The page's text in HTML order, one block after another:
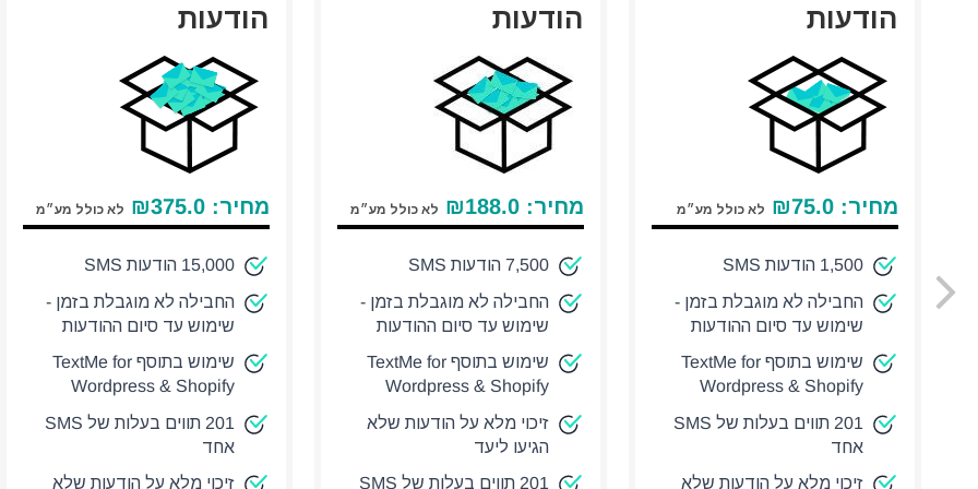
הודעות
מחיר: ₪75.0 לא כולל מע״מ
1,500 הודעות SMS
החבילה לא מוגבלת בזמן -
שימוש עד סיום ההודעות
שימוש בתוסף TextMe for
Wordpress & Shopify
201 תווים בעלות של SMS
אחד
זיכוי מלא על הודעות שלא
הודעות
מחיר: ₪188.0 לא כולל מע״מ
7,500 הודעות SMS
החבילה לא מוגבלת בזמן -
שימוש עד סיום ההודעות
שימוש בתוסף TextMe for
Wordpress & Shopify
זיכוי מלא על הודעות שלא
הגיעו ליעד
201 תווים בעלות של SMS
הודעות
מחיר: ₪375.0 לא כולל מע״מ
15,000 הודעות SMS
החבילה לא מוגבלת בזמן -
שימוש עד סיום ההודעות
שימוש בתוסף TextMe for
Wordpress & Shopify
201 תווים בעלות של SMS
אחד
זיכוי מלא על הודעות שלא